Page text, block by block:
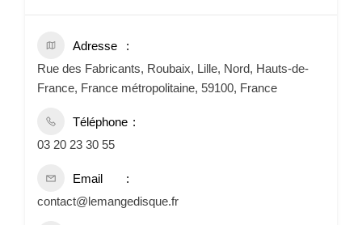
Adresse
Rue des Fabricants, Roubaix, Lille, Nord, Hauts-de-
France, France métropolitaine, 59100, France
Téléphone
03 20 23 30 55
Email
contact@lemangedisque.fr